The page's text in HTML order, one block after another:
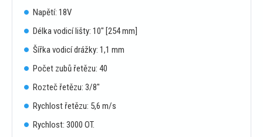
Napětí: 18V
Délka vodicí lišty: 10" [254 mm]
Šířka vodicí drážky: 1,1 mm
Počet zubů řetězu: 40
Rozteč řetězu: 3/8"
Rychlost řetězu: 5,6 m/s
Rychlost: 3000 OT.